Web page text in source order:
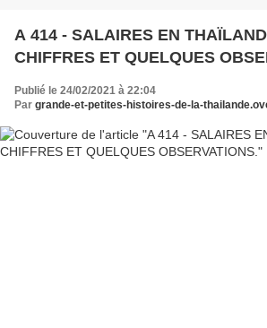
A 414 - SALAIRES EN
CHIFFRES ET QUELQUES
Publié le 24/02/2021 à 22:04
Par grande-et-petites-histoires-de-la-